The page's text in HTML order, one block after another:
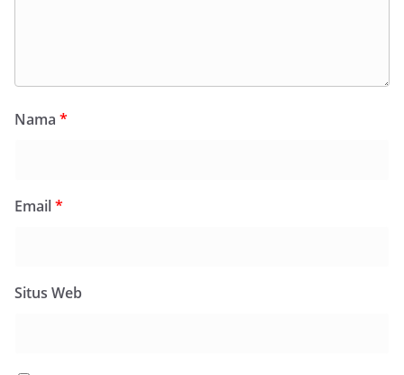
Nama *
Email*
Situs Web